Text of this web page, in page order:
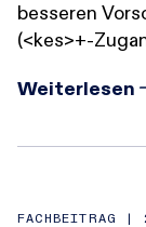
besseren
(<kes>+-
Weiterlesen
FACHBEITRAG |